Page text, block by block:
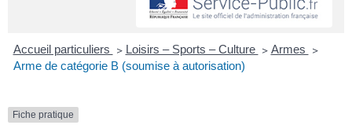
Accueil particuliers > Loisirs – Sports – Culture > Armes >
Arme de catégorie B (soumise à autorisation)
Fiche pratique